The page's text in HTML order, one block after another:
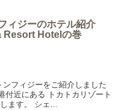
ィジーのホテル紹介
Resort Hotelの巻
フィジーをご紹介しました
近にある トカトカリゾート
ます。 シェ...